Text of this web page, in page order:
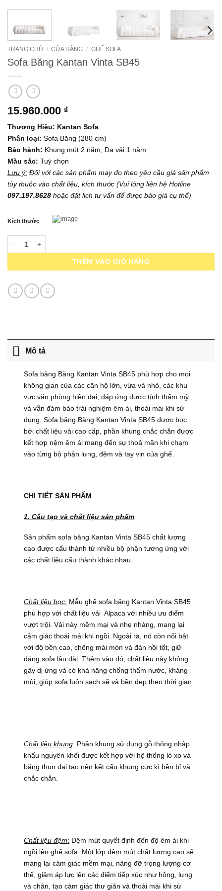
TRANG CHỦ / CỬA HÀNG / GHẾ SOFA
Sofa Băng Kantan Vinta SB45
15.960.000 ₫
Thương Hiệu: Kantan Sofa
Phân loại: Sofa Băng (280 cm)
Bảo hành: Khung mút 2 năm, Da vải 1 năm
Màu sắc: Tuỳ chọn
Lưu ý: Đối với các sản phẩm may đo theo yêu cầu giá sản phẩm
tùy thuộc vào chất liệu, kích thước (Vui lòng liên hệ Hotline
097.197.8628 hoặc đặt lịch tư vấn để được báo giá cụ thể)
Kích thước
THÊM VÀO GIỎ HÀNG
Mô tả
Sofa băng Băng Kantan Vinta SB45 phù hợp cho mọi
không gian của các căn hộ lớn, vừa và nhỏ, các khu
vực văn phòng hiện đại, đáp ứng được tính thẩm mỹ
và vẫn đảm bảo trải nghiệm êm ái, thoải mái khi sử
dụng. Sofa băng Băng Kantan Vinta SB45 được bọc
bởi chất liệu vải cao cấp, phần khung chắc chắn được
kết hợp nệm êm ái mang đến sự thoả mãn khi chạm
vào từng bộ phận lưng, đệm và tay vịn của ghế.
CHI TIẾT SẢN PHẨM
1. Cấu tạo và chất liệu sản phẩm
Sản phẩm sofa băng Kantan Vinta SB45 chất lượng
cao được cấu thành từ nhiều bộ phận tương ứng với
các chất liệu cấu thành khác nhau.
Chất liệu bọc: Mẫu ghế sofa băng Kantan Vinta SB45
phù hợp với chất liệu vải Alpaca với nhiều ưu điểm
vượt trội. Vải này mềm mại và nhẹ nhàng, mang lại
cảm giác thoải mái khi ngồi. Ngoài ra, nó còn nổi bật
với độ bền cao, chống mài mòn và đàn hồi tốt, giữ
dáng sofa lâu dài. Thêm vào đó, chất liệu này không
gây dị ứng và có khả năng chống thấm nước, kháng
mùi, giúp sofa luôn sạch sẽ và bền đẹp theo thời gian.
Chất liệu khung: Phần khung sử dụng gỗ thông nhập
khẩu nguyên khối được kết hợp với hệ thống lò xo và
băng thun đai tạo nên kết cấu khung cực kì bền bỉ và
chắc chắn.
Chất liệu đệm: Đệm mút quyết định đến độ êm ái khi
ngồi lên ghế sofa. Một lớp đệm mút chất lượng cao sẽ
mang lại cảm giác mềm mại, nâng đỡ trọng lượng cơ
thể, giảm áp lực lên các điểm tiếp xúc như hông, lưng
và chân, tạo cảm giác thư giãn và thoải mái khi sử